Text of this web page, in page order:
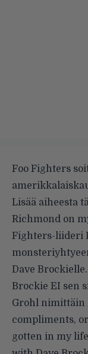
Foo Fighters
Lisää aiheesta
Richmond on
Fighters-liideri
Dave Brockielle.
Brockie EI sen
Grohl nimittäin
compliments,
gotten in my